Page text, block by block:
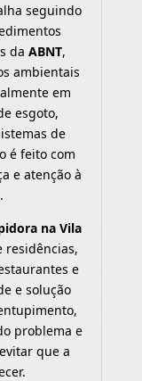
seguindo
daABNT,
ambientais
em
esgoto,
de
é feito com
e atenção à
na Vila
residências,
e
e solução
problema e
que a